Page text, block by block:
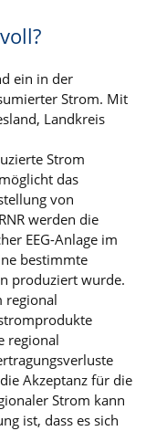
ein in der
Strom. Mit
Landkreis
Strom
das
von
werden die
EEG-Anlage im
bestimmte
produziert wurde.
regional
regional
Akzeptanz für die
Strom kann
ist, dass es sich